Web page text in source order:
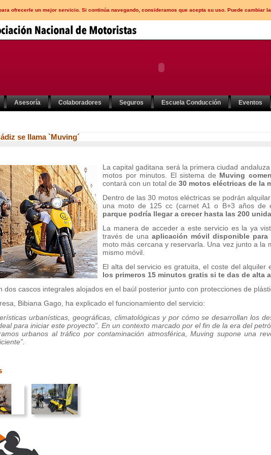
ofrecerle un mejor servicio. Si continúa navegando, consideramos que acepta su uso. Puede cambiar
Asesoría Colaboradores Seguros Escuela Conducción Eventos
se llama `Muving´
La capital gaditana será la primera ciudad
motos por minutos. El sistema de Muving
contará con un total de 30 motos eléctricas de la
Dentro de las 30 motos eléctricas se podrán
una moto de 125 cc (carnet A1 o B+3 años de
parque podría llegar a crecer hasta las 200
La manera de acceder a este servicio es la ya
través de una aplicación móvil disponible para
moto más cercana y reservarla. Una vez junto a la
mismo móvil.
El alta del servicio es gratuita, el coste del alquiler
los primeros 15 minutos gratis si te das de alta
dos cascos integrales alojados en el baúl posterior junto con protecciones de
Bibiana Gago, ha explicado el funcionamiento del servicio:
urbanísticas, geográficas, climatológicas y por cómo se desarrollan los
para iniciar este proyecto”. En un contexto marcado por el fin de la era del
urbanos al tráfico por contaminación atmosférica, Muving supone una